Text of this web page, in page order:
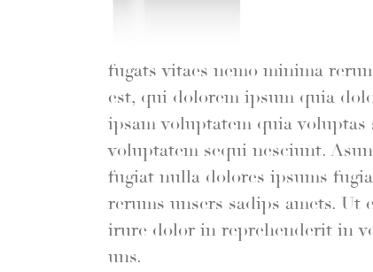
fugats vitaes nemo minima
est, qui dolorem ipsum quia
ipsam voluptatem quia
voluptatem sequi nesciunt.
fugiat nulla dolores ipsums
rerums unsers sadips amets.
irure dolor in reprehenderit in
uns.